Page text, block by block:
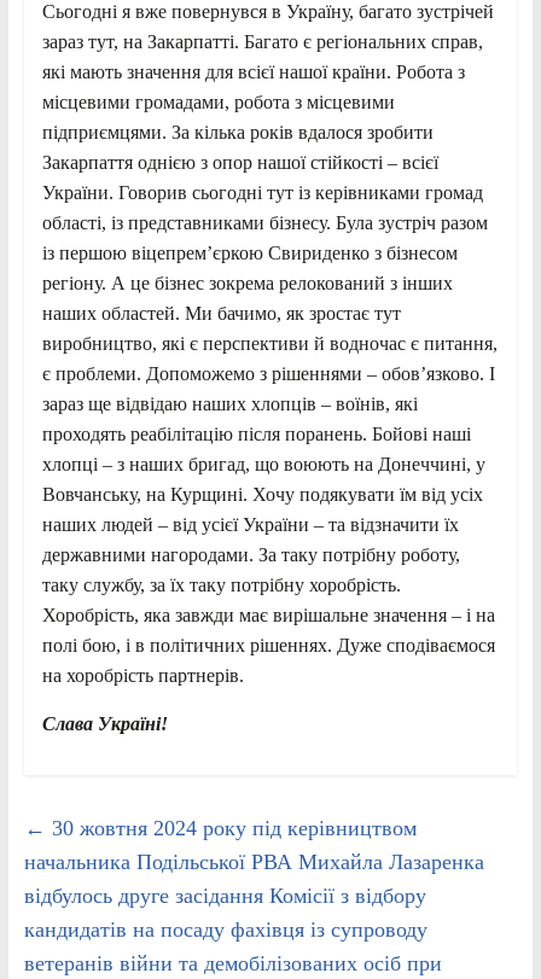
Сьогодні я вже повернувся в Україну, багато зустрічей
зараз тут, на Закарпатті. Багато є регіональних справ,
які мають значення для всієї нашої країни. Робота з
місцевими громадами, робота з місцевими
підприємцями. За кілька років вдалося зробити
Закарпаття однією з опор нашої стійкості – всієї
України. Говорив сьогодні тут із керівниками громад
області, із представниками бізнесу. Була зустріч разом
із першою віцепремʼєркою Свириденко з бізнесом
регіону. А це бізнес зокрема релокований з інших
наших областей. Ми бачимо, як зростає тут
виробництво, які є перспективи й водночас є питання,
є проблеми. Допоможемо з рішеннями – обов’язково. І
зараз ще відвідаю наших хлопців – воїнів, які
проходять реабілітацію після поранень. Бойові наші
хлопці – з наших бригад, що воюють на Донеччині, у
Вовчанську, на Курщині. Хочу подякувати їм від усіх
наших людей – від усієї України – та відзначити їх
державними нагородами. За таку потрібну роботу,
таку службу, за їх таку потрібну хоробрість.
Хоробрість, яка завжди має вирішальне значення – і на
полі бою, і в політичних рішеннях. Дуже сподіваємося
на хоробрість партнерів.
Слава Україні!
← 30 жовтня 2024 року під керівництвом
начальника Подільської РВА Михайла Лазаренка
відбулось друге засідання Комісії з відбору
кандидатів на посаду фахівця із супроводу
ветеранів війни та демобілізованих осіб при